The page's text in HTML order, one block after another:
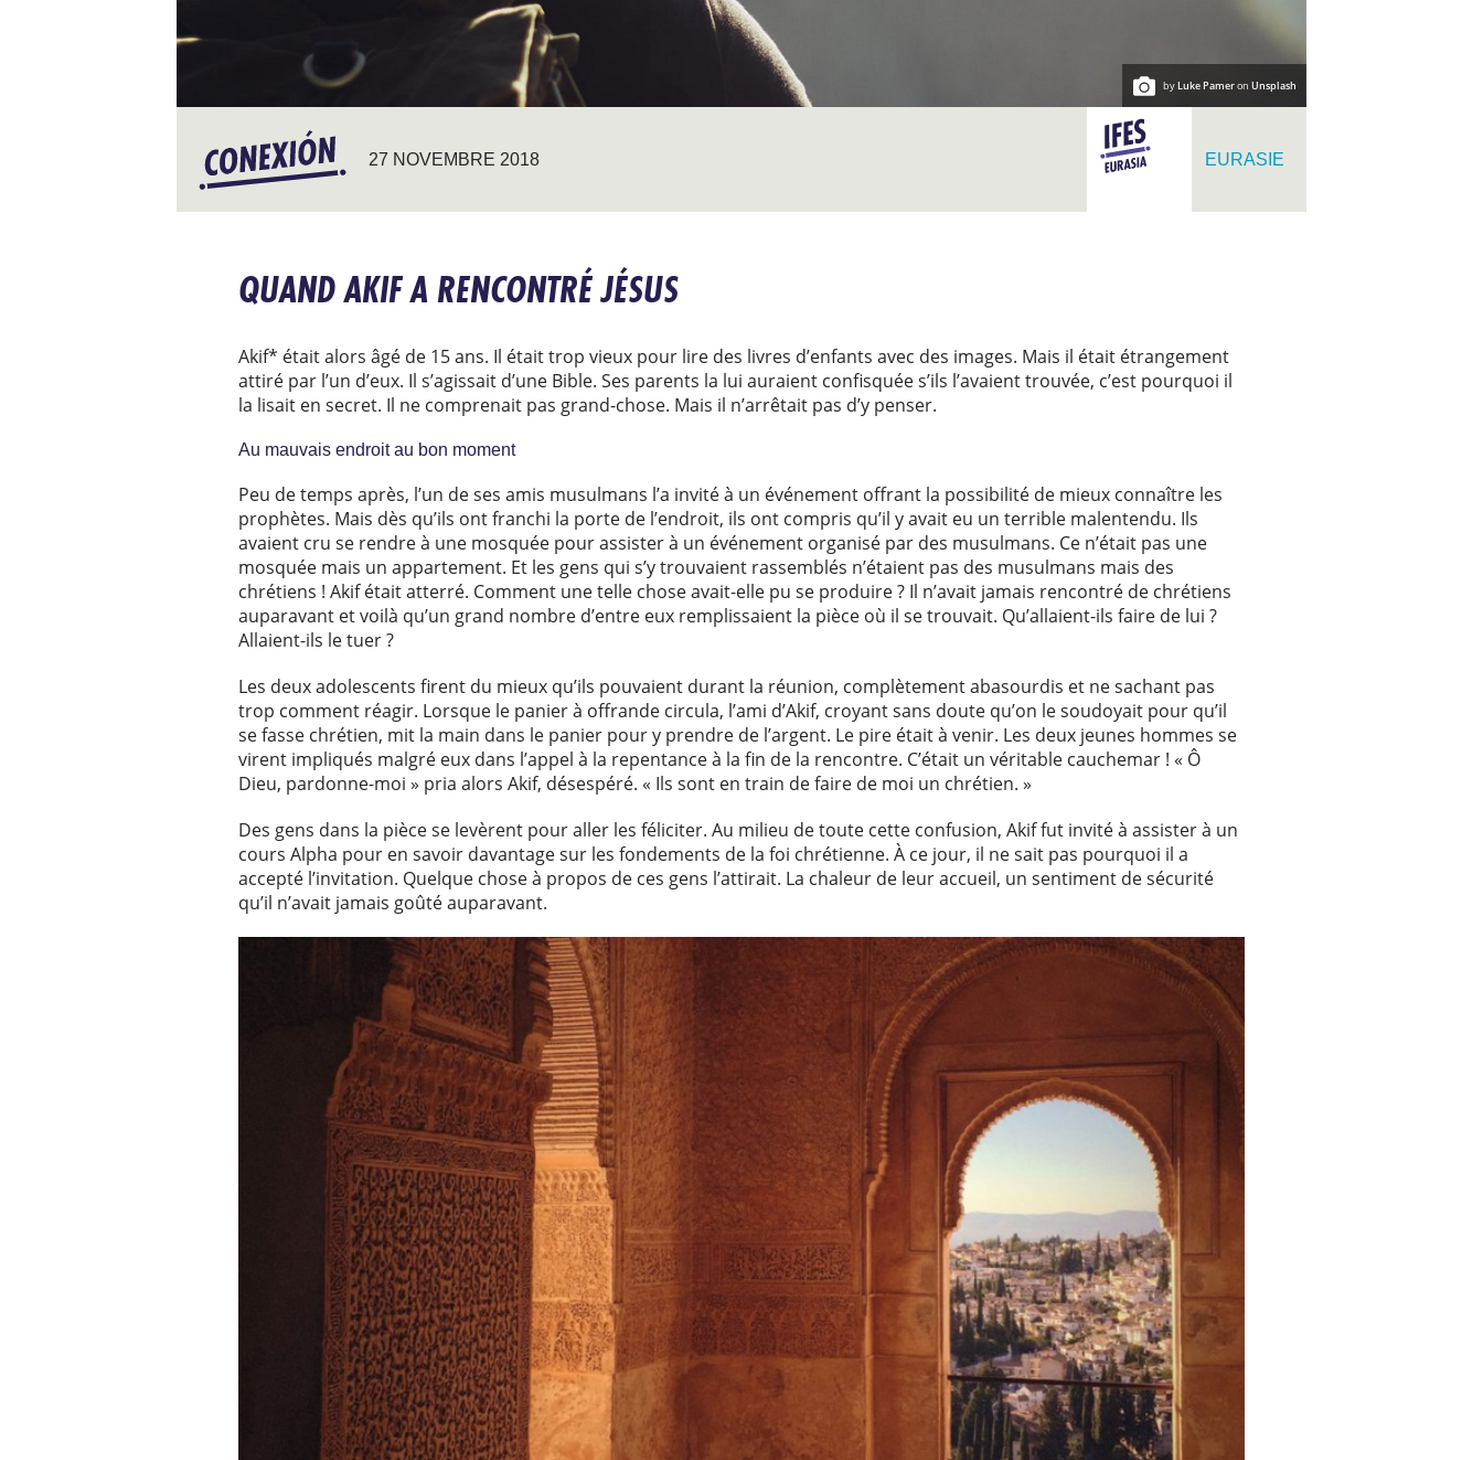
byLuke Pameron Unsplash
27 NOVEMBRE 2018 EURASIE
QUAND AKIF A RENCONTRÉ JÉSUS
Akif* était alors âgé de 15 ans. Il était trop vieux pour lire des livres d’enfants avec des images. Mais il était étrangement
attiré par l’un d’eux. Il s’agissait d’une Bible. Ses parents la lui auraient confisquée s’ils l’avaient trouvée, c’est pourquoi il
la lisait en secret. Il ne comprenait pas grand-chose. Mais il n’arrêtait pas d’y penser.
Au mauvais endroit au bon moment
Peu de temps après, l’un de ses amis musulmans l’a invité à un événement offrant la possibilité de mieux connaître les
prophètes. Mais dès qu’ils ont franchi la porte de l’endroit, ils ont compris qu’il y avait eu un terrible malentendu. Ils
avaient cru se rendre à une mosquée pour assister à un événement organisé par des musulmans. Ce n’était pas une
mosquée mais un appartement. Et les gens qui s’y trouvaient rassemblés n’étaient pas des musulmans mais des
chrétiens ! Akif était atterré. Comment une telle chose avait-elle pu se produire ? Il n’avait jamais rencontré de chrétiens
auparavant et voilà qu’un grand nombre d’entre eux remplissaient la pièce où il se trouvait. Qu’allaient-ils faire de lui ?
Allaient-ils le tuer ?
Les deux adolescents firent du mieux qu’ils pouvaient durant la réunion, complètement abasourdis et ne sachant pas
trop comment réagir. Lorsque le panier à offrande circula, l’ami d’Akif, croyant sans doute qu’on le soudoyait pour qu’il
se fasse chrétien, mit la main dans le panier pour y prendre de l’argent. Le pire était à venir. Les deux jeunes hommes se
virent impliqués malgré eux dans l’appel à la repentance à la fin de la rencontre. C’était un véritable cauchemar ! « Ô
Dieu, pardonne-moi » pria alors Akif, désespéré. « Ils sont en train de faire de moi un chrétien. »
Des gens dans la pièce se levèrent pour aller les féliciter. Au milieu de toute cette confusion, Akif fut invité à assister à un
cours Alpha pour en savoir davantage sur les fondements de la foi chrétienne. À ce jour, il ne sait pas pourquoi il a
accepté l’invitation. Quelque chose à propos de ces gens l’attirait. La chaleur de leur accueil, un sentiment de sécurité
qu’il n’avait jamais goûté auparavant.